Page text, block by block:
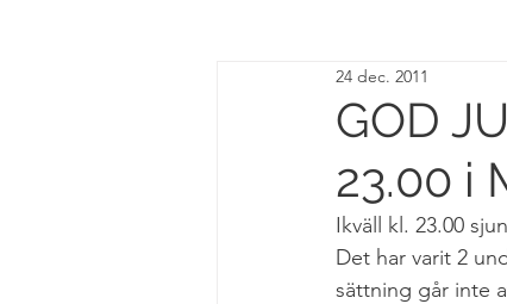
GOD
23.00 i
24 dec. 2011
Ikväll kl. 23.00
Det har varit 2
sättning går inte